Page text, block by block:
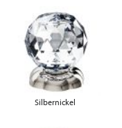
Silbernickel